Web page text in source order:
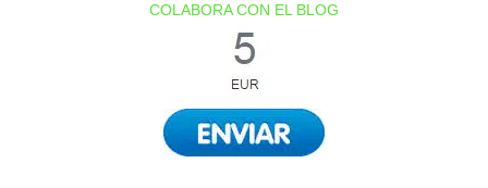
COLABORA CON EL BLOG